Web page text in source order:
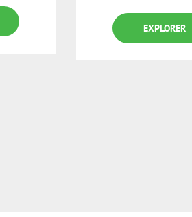
EXPLORER